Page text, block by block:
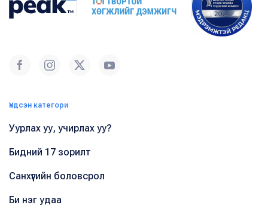
Үндсэн категори
Уурлах уу, учирлах уу?
Бидний 17 зорилт
Санхүүгийн боловсрол
Би нэг удаа